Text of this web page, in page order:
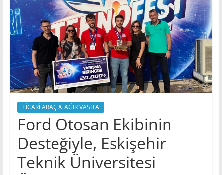
TİCARİ ARAÇ & AĞIR VASITA
Ford Otosan Ekibinin
Desteğiyle, Eskişehir
Teknik Üniversitesi